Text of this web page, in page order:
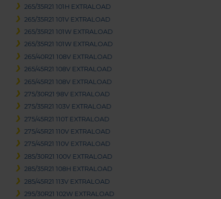
265/35R21 101H EXTRALOAD
265/35R21 101V EXTRALOAD
265/35R21 101W EXTRALOAD
265/35R21 101W EXTRALOAD
265/40R21 108V EXTRALOAD
265/45R21 108V EXTRALOAD
265/45R21 108V EXTRALOAD
275/30R21 98V EXTRALOAD
275/35R21 103V EXTRALOAD
275/45R21 110T EXTRALOAD
275/45R21 110V EXTRALOAD
275/45R21 110V EXTRALOAD
285/30R21 100V EXTRALOAD
285/35R21 108H EXTRALOAD
285/45R21 113V EXTRALOAD
295/30R21 102W EXTRALOAD